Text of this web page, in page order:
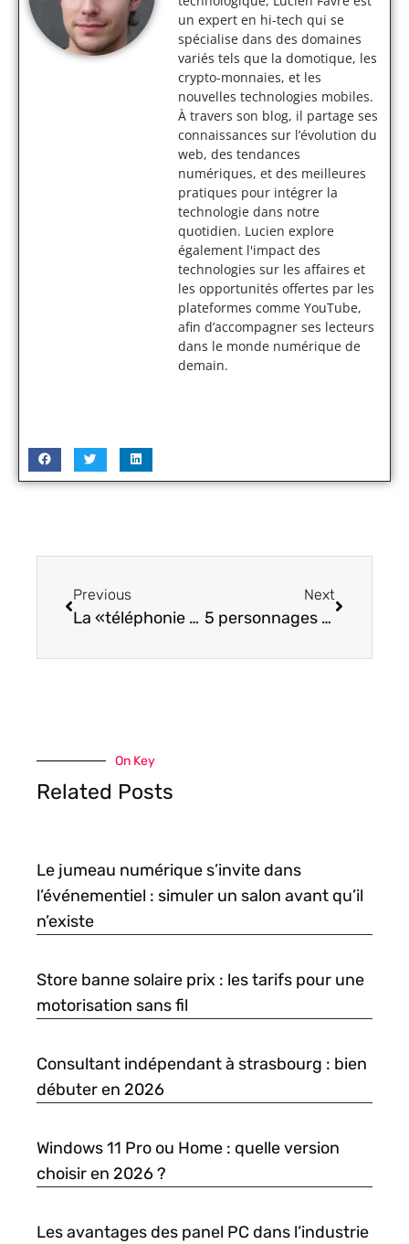
un expert en hi-tech qui se
spécialise dans des domaines
variés tels que la domotique, les
crypto-monnaies, et les
nouvelles technologies mobiles.
À travers son blog, il partage ses
connaissances sur l’évolution du
web, des tendances
numériques, et des meilleures
pratiques pour intégrer la
technologie dans notre
quotidien. Lucien explore
également l'impact des
technologies sur les affaires et
les opportunités offertes par les
plateformes comme YouTube,
afin d’accompagner ses lecteurs
dans le monde numérique de
demain.
Previous
La «téléphonie d’entreprise» ou Softphone
Next
5 personnages d’Overwatch que vous devriez essayer
On Key
Related Posts
Le jumeau numérique s’invite dans
l’événementiel : simuler un salon avant qu’il
n’existe
Store banne solaire prix : les tarifs pour une
motorisation sans fil
Consultant indépendant à strasbourg : bien
débuter en 2026
Windows 11 Pro ou Home : quelle version
choisir en 2026 ?
Les avantages des panel PC dans l’industrie